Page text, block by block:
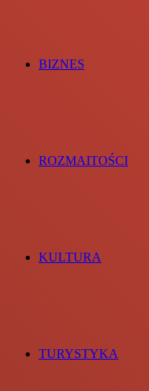
BIZNES
ROZMAITOŚCI
KULTURA
TURYSTYKA